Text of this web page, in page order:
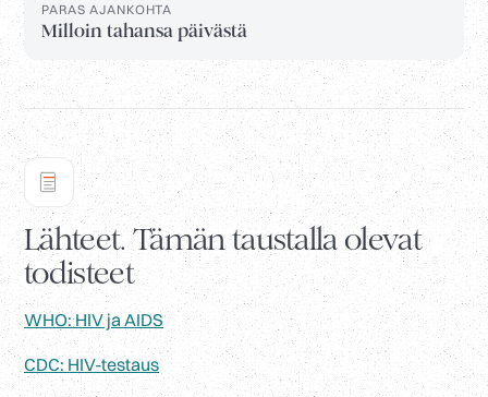
PARAS AJANKOHTA
Milloin tahansa päivästä
Lähteet. Tämän taustalla olevat
todisteet
WHO: HIV ja AIDS
CDC: HIV-testaus